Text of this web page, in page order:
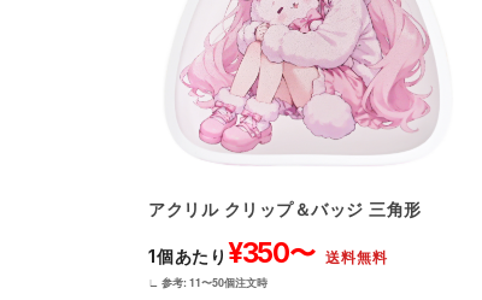
アクリル クリップ＆バッジ 三角形
1個あたり ¥350〜 送料無料
∟ 参考: 11〜50個注文時